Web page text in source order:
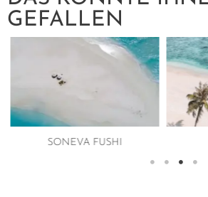
GEFALLEN
SONEVA FUSHI